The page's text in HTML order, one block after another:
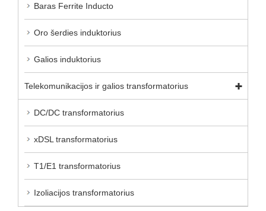
Baras Ferrite Inducto
Oro šerdies induktorius
Galios induktorius
Telekomunikacijos ir galios transformatorius
DC/DC transformatorius
xDSL transformatorius
T1/E1 transformatorius
Izoliacijos transformatorius